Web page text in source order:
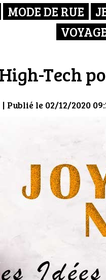
MODE DE RUE
Tech
| Publié le 02/12/2020